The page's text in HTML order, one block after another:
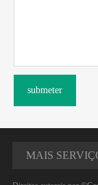
submeter
MAIS